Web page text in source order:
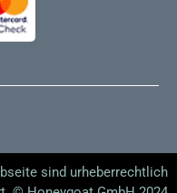
sind urheberrechtlich